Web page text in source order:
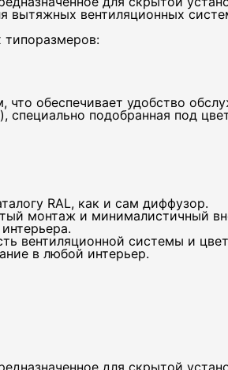
вытяжных вентиляционных
типоразмеров:
обеспечивает удобство
подобранная под
RAL, как и сам диффузор.
монтаж и минималистичный
вентиляционной системы и
в любой интерьер.
для скрытой